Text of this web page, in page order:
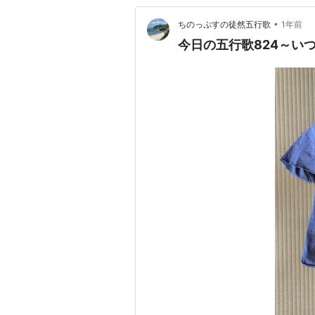
ちのっぷすの徒然五行歌 • 1年前
今日の五行歌824～い